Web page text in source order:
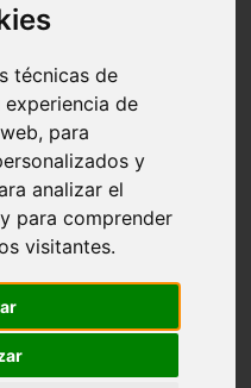
técnicas de
de
para
y
analizar el
para comprender
visitantes.